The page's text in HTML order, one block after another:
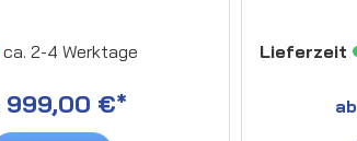
ca. 2-4 Werktage
999,00 €*
Lieferzeit
ab